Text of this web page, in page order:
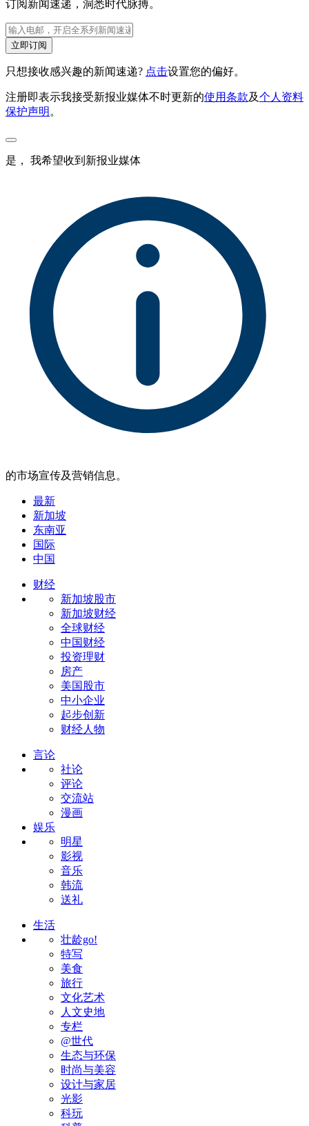
订阅新闻速递，洞悉时代脉搏。
立即订阅
只想接收感兴趣的新闻速递? 点击设置您的偏好。
注册即表示我接受新报业媒体不时更新的使用条款及个人资料
保护声明 。
是， 我希望收到新报业媒体
的市场宣传及营销信息。
最新
新加坡
东南亚
国际
中国
财经
新加坡股市
新加坡财经
全球财经
中国财经
投资理财
房产
美国股市
中小企业
起步创新
财经人物
言论
社论
评论
交流站
漫画
娱乐
明星
影视
音乐
韩流
送礼
生活
壮龄go!
特写
美食
旅行
文化艺术
人文史地
专栏
@世代
生态与环保
时尚与美容
设计与家居
光影
科玩